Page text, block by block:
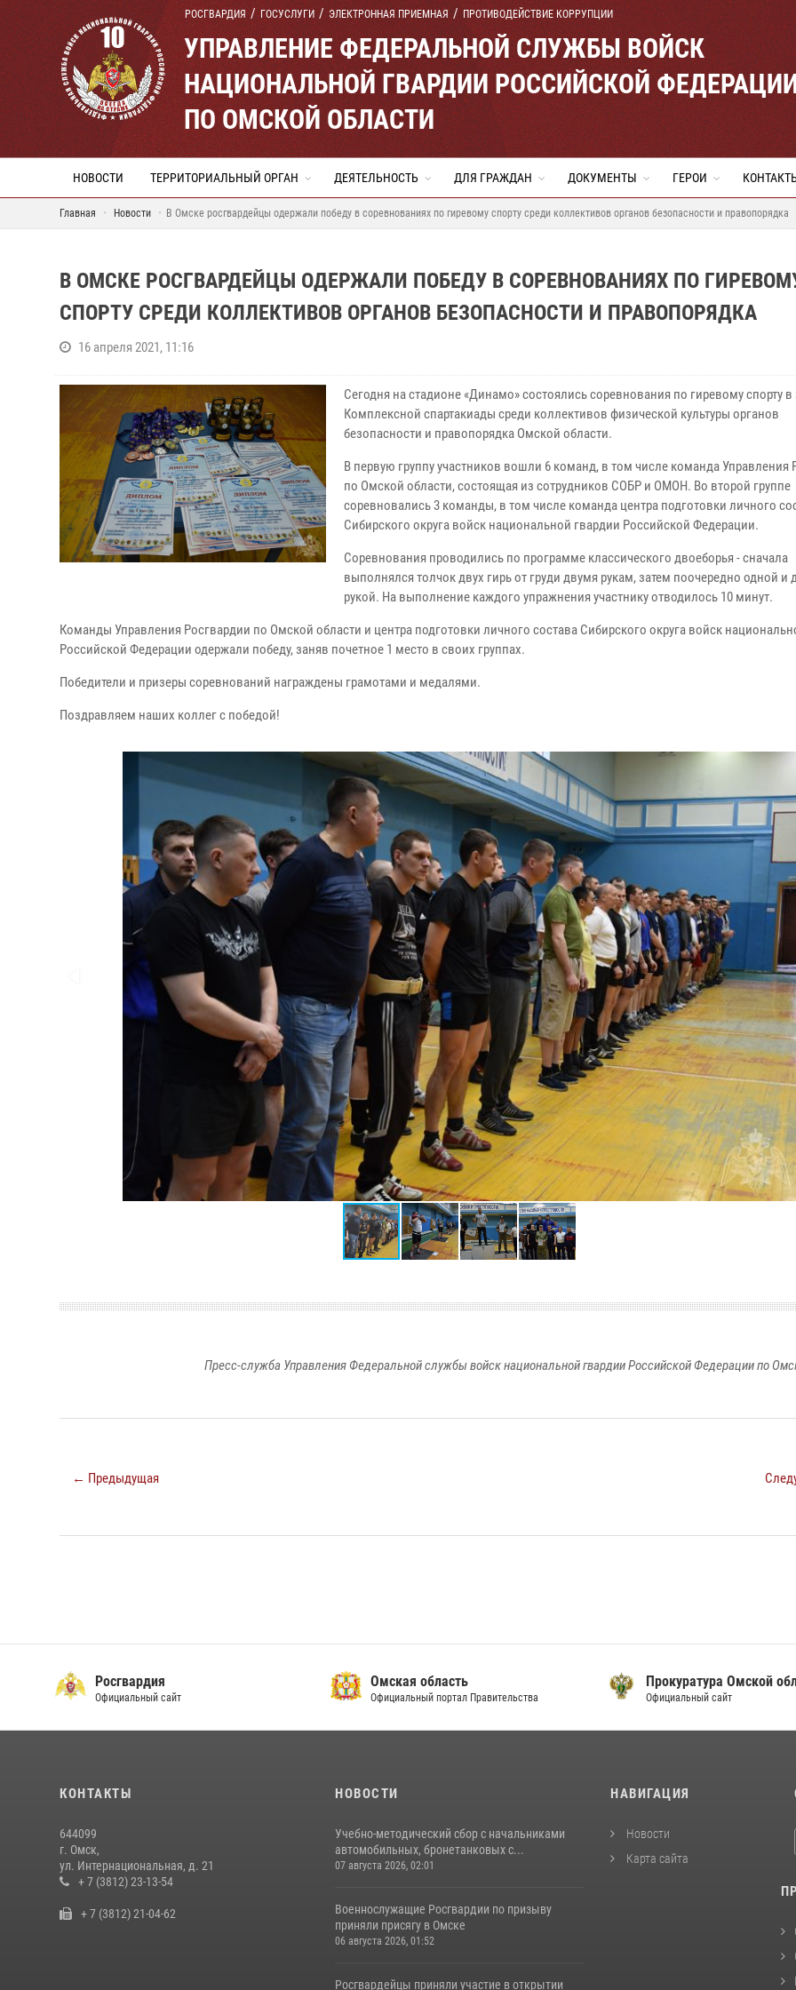
РОСГВАРДИЯ ГОСУСЛУГИ ЭЛЕКТРОННАЯ ПРИЕМНАЯ ПРОТИВОДЕЙСТВИЕ КОРРУПЦИИ
УПРАВЛЕНИЕ ФЕДЕРАЛЬНОЙ СЛУЖБЫ ВОЙСК
НАЦИОНАЛЬНОЙ ГВАРДИИ РОССИЙСКОЙ
ПО ОМСКОЙ ОБЛАСТИ
НОВОСТИ ТЕРРИТОРИАЛЬНЫЙ ОРГАН ДЕЯТЕЛЬНОСТЬ ДЛЯ ГРАЖДАН ДОКУМЕНТЫ ГЕРОИ
Главная Новости В Омске росгвардейцы одержали победу в соревнованиях по гиревому спорту среди коллективов органов безопасности и правопорядка
В ОМСКЕ РОСГВАРДЕЙЦЫ ОДЕРЖАЛИ ПОБЕДУ В СОРЕВНОВАНИЯХ ПО
СПОРТУ СРЕДИ КОЛЛЕКТИВОВ ОРГАНОВ БЕЗОПАСНОСТИ И ПРАВОПОРЯДКА
16 апреля 2021, 11:16
Сегодня на стадионе «Динамо» состоялись соревнования по гиревому спорту в
Комплексной спартакиады среди коллективов физической культуры органов
безопасности и правопорядка Омской области.
В первую группу участников вошли 6 команд, в том числе команда Управления
по Омской области, состоящая из сотрудников СОБР и ОМОН. Во второй группе
соревновались 3 команды, в том числе команда центра подготовки личного
Сибирского округа войск национальной гвардии Российской Федерации.
Соревнования проводились по программе классического двоеборья - сначала
выполнялся толчок двух гирь от груди двумя рукам, затем поочередно одной и
рукой. На выполнение каждого упражнения участнику отводилось 10 минут.
Команды Управления Росгвардии по Омской области и центра подготовки личного состава Сибирского округа войск
Российской Федерации одержали победу, заняв почетное 1 место в своих группах.
Победители и призеры соревнований награждены грамотами и медалями.
Поздравляем наших коллег с победой!
Пресс-служба Управления Федеральной службы войск национальной гвардии Российской Федерации по
← Предыдущая
Росгвардия
Официальный сайт
Омская область
Официальный портал Правительства
Прокуратура Омской
Официальный сайт
КОНТАКТЫ
644099
г. Омск,
ул. Интернациональная, д. 21
+ 7 (3812) 23-13-54
+ 7 (3812) 21-04-62
НОВОСТИ
Учебно-методический сбор с начальниками
автомобильных, бронетанковых с...
07 августа 2026, 02:01
Военнослужащие Росгвардии по призыву
приняли присягу в Омске
06 августа 2026, 01:52
Росгвардейцы приняли участие в открытии
НАВИГАЦИЯ
Новости
Карта сайта